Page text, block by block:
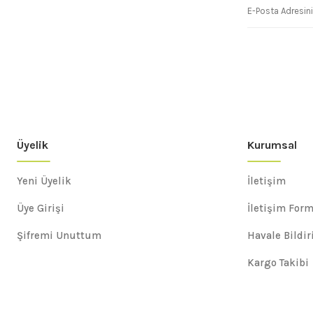
Üyelik
Yeni Üyelik
Üye Girişi
Şifremi Unuttum
Kurumsal
İletişim
İletişim
Havale
Kargo Takibi